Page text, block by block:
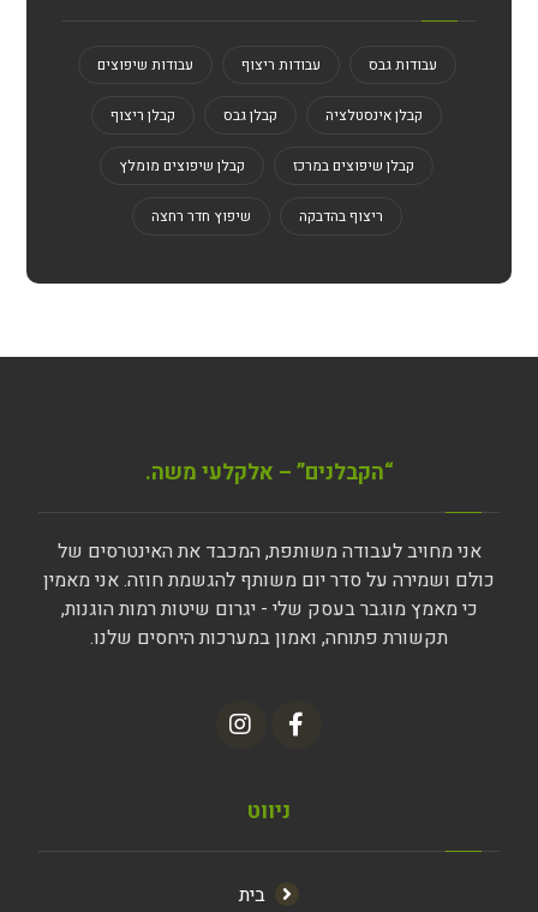
עבודות גבס עבודות ריצוף עבודות שיפוצים
קבלן אינסטלציה קבלן גבס קבלן ריצוף
קבלן שיפוצים במרכז קבלן שיפוצים מומלץ
ריצוף בהדבקה שיפוץ חדר רחצה
“הקבלנים” – אלקלעי משה.
אני מחויב לעבודה משותפת, המכבד את האינטרסים של
כולם ושמירה על סדר יום משותף להגשמת חוזה. אני מאמין
כי מאמץ מוגבר בעסק שלי - יגרום שיטות רמות הוגנות,
תקשורת פתוחה, ואמון במערכות היחסים שלנו.
ניווט
בית